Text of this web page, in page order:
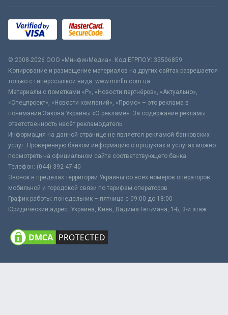
© 2008-2026 ООО «МинфинМедиа». Код ЕГРПОУ: 35506859
Копирование и размещение материалов на других сайтах разрешается
только с гиперссылкой вида: www.minfin.com.ua
Материалы с пометками «Р», «Новости партнёров», «Актуально»,
«Спецпроект», «Новости компаний», «Промо» – это реклама в
понимании Закона Украины «О рекламе». За содержание рекламы
ответственность несёт рекламодатель.
Информация на данной странице не является рекламой банковских
услуг. Проверенную банком информацию о продуктах и услугах можно
посмотреть на официальном сайте соответствующего банка.
Телефон: (044) 392-47-40
Звонок в пределах территории Украины со всех номеров операторов
мобильной и городской связи по тарифам операторов
График работы: понедельник – пятница с 09:00 до 18:00
Юридический адрес: Украина, Киев, Вадима Гетьмана, 1-Б, 3-й этаж